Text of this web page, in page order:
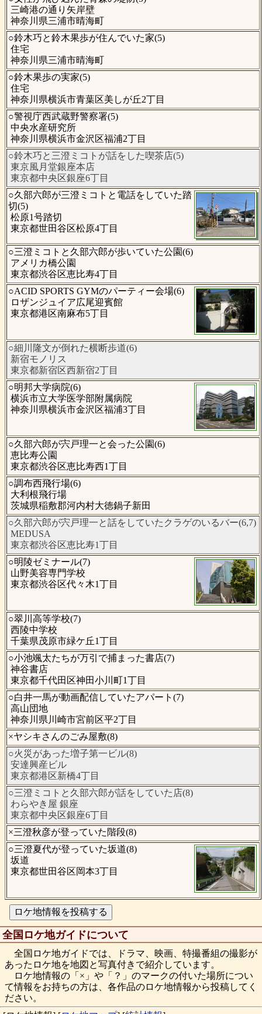
三崎港の通り矢岸壁
神奈川県三浦市晴海町
○鈴木巧と鈴木果歩が住んでいた家(5)
住宅
神奈川県三浦市晴海町
○鈴木果歩の実家(5)
住宅
神奈川県横浜市青葉区美しが丘2丁目
○警視庁西武蔵野警察署(5)
中央水産研究所
神奈川県横浜市金沢区福浦2丁目
○鈴木巧と三澄ミコトが話をした喫茶店(5)
東京風月堂銀座本店
東京都中央区銀座6丁目
○久部六郎が三澄ミコトと電話をしていた踏
切(5)
松原1号踏切
東京都世田谷区松原4丁目
○三澄ミコトと久部六郎が歩いていた公園(6)
アメリカ橋公園
東京都渋谷区恵比寿4丁目
○ACID SPORTS GYMのパーティー会場(6)
ロザンジュイア広尾迎賓館
東京都港区南麻布5丁目
○細川隆文が倒れた横断歩道(6)
新宿モノリス
東京都新宿区西新宿2丁目
○明邦大学病院(6)
横浜市立大学医学部附属病院
神奈川県横浜市金沢区福浦3丁目
○久部六郎が宍戸理一と会った公園(6)
恵比寿公園
東京都渋谷区恵比寿西1丁目
○調布西飛行場(6)
大利根飛行場
茨城県稲敷郡河内村大徳鍋子新田
○久部六郎が宍戸理一と話をしていたクラゲのいるバー(6,7)
MEDUSA
東京都渋谷区恵比寿1丁目
○明陵ゼミナール(7)
山野美容専門学校
東京都渋谷区代々木1丁目
○翠川高等学校(7)
西陵中学校
千葉県茂原市緑ケ丘1丁目
○小池颯太たちが万引で捕まった書店(7)
神谷書店
東京都千代田区神田小川町1丁目
○白井一馬が動画配信していたアパート(7)
高山団地
神奈川県川崎市宮前区平2丁目
×ヤシキさんのごみ屋敷(8)
○火災があった増子第一ビル(8)
安達興産ビル
東京都港区新橋4丁目
○三澄ミコトと久部六郎が話をしていた店(8)
わらやき屋 銀座
東京都中央区銀座6丁目
×三澄秋彦が登っていた階段(8)
○三澄夏代が登っていた坂道(8)
坂道
東京都世田谷区岡本3丁目
全国ロケ地ガイドについて
全国ロケ地ガイドでは、ドラマ、映画、特撮番組の撮影が
あったロケ地を地図と写真付きで紹介しています。
ロケ地情報の「×」や「？」のマークの付いた場所につい
て情報をお持ちの方は、各作品のロケ地情報から投稿してく
ださい。